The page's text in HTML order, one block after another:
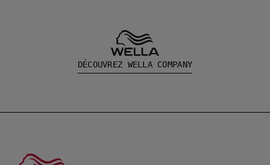
DÉCOUVREZ WELLA COMPANY